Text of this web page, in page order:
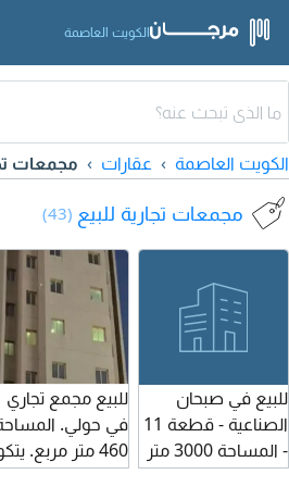
الكويت العاصمة
الكويت العاصمة عقارات مجمعات
مجمعات تجارية للبيع (43)
للبيع في صبحان
الصناعية - قطعة 11
- المساحة 3000 متر
زاوية الرقم الآلي
للبيع مجمع تجاري
في حولي.
460 متر مربع.
من 10 أدوار